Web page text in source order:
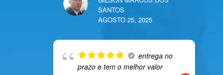
SANTOS
AGOSTO 25, 2025
entrega no
prazo e tem o melhor valor